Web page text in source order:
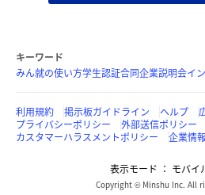
キーワード
みん就の使い方学生認証合同企業説明会イ
利用規約 掲示板ガイドライン ヘルプ
プライバシーポリシー
外部送信ポリシー
カスタマーハラスメントポリシー
企業情報
表示モード モバイ
Copyright © Minshu Inc. All